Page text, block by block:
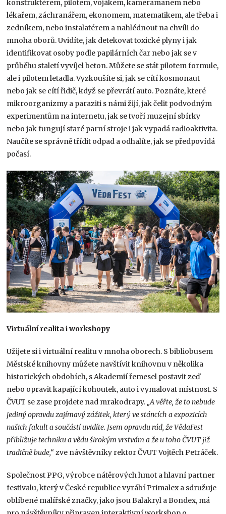
konstruktérem, pilotem, vojákem, kameramanem nebo
lékařem, záchranářem, ekonomem, matematikem, ale třeba i
zedníkem, nebo instalatérem a nahlédnout na chvíli do
mnoha oborů. Uvidíte, jak detekovat toxické plyny i jak
identifikovat osoby podle papilárních čar nebo jak se v
průběhu staletí vyvíjel beton. Můžete se stát pilotem formule,
ale i pilotem letadla. Vyzkoušíte si, jak se cítí kosmonaut
nebo jak se cítí řidič, když se převrátí auto. Poznáte, které
mikroorganizmy a paraziti s námi žijí, jak čelit podvodným
experimentům na internetu, jak se tvoří muzejní sbírky
nebo jak fungují staré parní stroje i jak vypadá radioaktivita.
Naučíte se správně třídit odpad a odhalíte, jak se předpovídá
počasí.
Virtuální realita i workshopy
Užijete si i virtuální realitu v mnoha oborech. S bibliobusem
Městské knihovny můžete navštívit knihovnu v několika
historických obdobích, s Akademií řemesel postavit zeď
nebo opravit kapající kohoutek, auto i vymalovat místnost. S
ČVUT se zase projdete nad mrakodrapy. „A věřte, že to nebude
jediný opravdu zajímavý zážitek, který ve stáncích a expozicích
našich fakult a součástí uvidíte. Jsem opravdu rád, že VědaFest
přibližuje techniku a vědu širokým vrstvám a že u toho ČVUT již
tradičně bude,“zve návštěvníky rektor ČVUT Vojtěch Petráček.
Společnost PPG, výrobce nátěrových hmot a hlavní partner
festivalu, který v České republice vyrábí Primalex a sdružuje
oblíbené malířské značky, jako jsou Balakryl a Bondex, má